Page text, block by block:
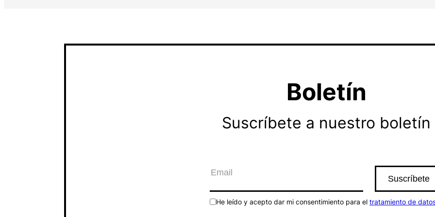
Boletín
Suscríbete a nuestro boletín
He leído y acepto dar mi consentimiento para el tratamiento de